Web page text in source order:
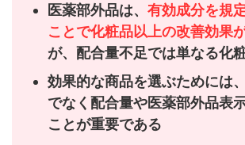
医薬部外品は、 有効成分を規
ことで化粧品以上の改善効果
が、配合量不足では単なる化
効果的な商品を選ぶためには
でなく配合量や医薬部外品表
ことが重要である